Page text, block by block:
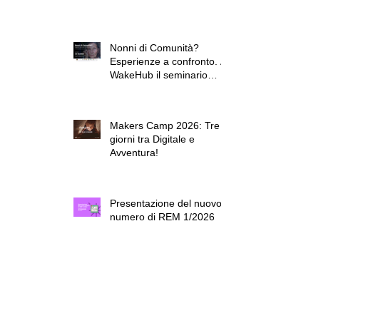
Nonni di Comunità?
Esperienze a confronto. A
WakeHub il seminario
Makers Camp 2026: Tre
giorni tra Digitale e
Avventura!
Presentazione del nuovo
numero di REM 1/2026